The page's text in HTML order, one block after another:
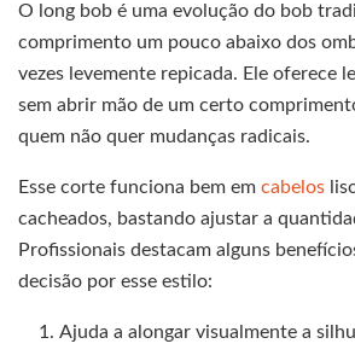
O long bob é uma evolução do bob
comprimento um pouco abaixo dos
vezes levemente repicada. Ele oferece
sem abrir mão de um certo
quem não quer mudanças radicais.
Esse corte funciona bem em cabelos
cacheados, bastando ajustar a
Profissionais destacam alguns
decisão por esse estilo:
Ajuda a alongar visualmente a